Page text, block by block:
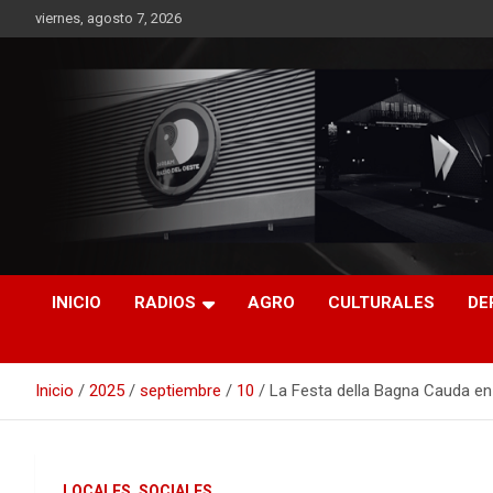
al
viernes, agosto 7, 2026
RO CONTENIDOS
INICIO RADIOS AGRO CULTURALES
Inicio 2025 septiembre 10 La Festa della Bagna Cauda